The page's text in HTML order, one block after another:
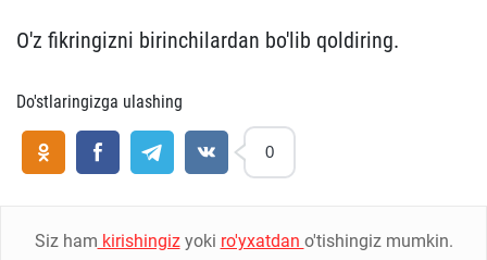
O'z fikringizni birinchilardan bo'lib qoldiring.
Do'stlaringizga ulashing
0
Siz ham kirishingizyoki ro'yxatdan o'tishingiz mumkin.